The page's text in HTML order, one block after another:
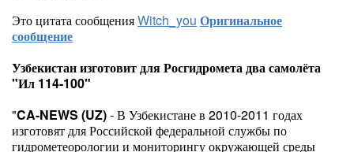
Это цитата сообщенияWitch_you Оригинальное
сообщение
Узбекистан изготовит для Росгидромета два самолёта
"Ил 114-100"
"CA-NEWS (UZ)- В Узбекистане в 2010-2011 годах
изготовят для Российской федеральной службы по
гидрометеорологии и мониторингу окружающей среды